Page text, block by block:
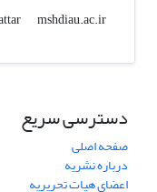
moattar
mshdiau.ac.ir
دسترسی سریع
صفحه اصلی
درباره نشریه
اعضای هیات تحریریه